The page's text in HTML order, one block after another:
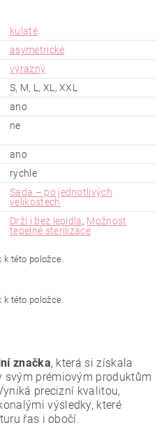
kulaté
asymetrické
výrazný
S, M, L, XL, XXL
ano
ne
ano
rychle
Sada – po jednotlivých
velikostech
Drží i bez lepidla, Možnost
tepelné sterilizace
k této položce.
k této položce.
značka, která si získala
svým prémiovým produktům
precizní kvalitou,
výsledky, které
řas i obočí.